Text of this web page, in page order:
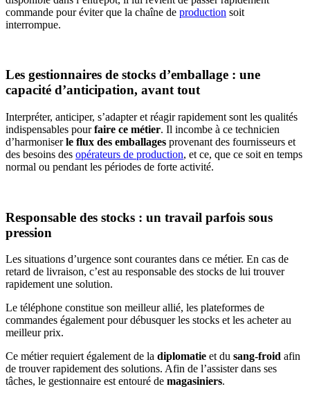
commande pour éviter que la chaîne de production soit
interrompue.
Les gestionnaires de stocks d’emballage : une
capacité d’anticipation, avant tout
Interpréter, anticiper, s’adapter et réagir rapidement sont les qualités
indispensables pourfaire ce métier. Il incombe à ce technicien
d’harmoniserle flux des emballages provenant des fournisseurs et
des besoins des opérateurs de production, et ce, que ce soit en temps
normal ou pendant les périodes de forte activité.
Responsable des stocks : un travail parfois sous
pression
Les situations d’urgence sont courantes dans ce métier. En cas de
retard de livraison, c’est au responsable des stocks de lui trouver
rapidement une solution.
Le téléphone constitue son meilleur allié, les plateformes de
commandes également pour débusquer les stocks et les acheter au
meilleur prix.
Ce métier requiert également de la diplomatie et du sang-froid afin
de trouver rapidement des solutions. Afin de l’assister dans ses
tâches, le gestionnaire est entouré de magasiniers.